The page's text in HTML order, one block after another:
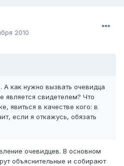
2010
А как нужно вызвать очевидца
является свидетелем? Что
явиться в качестве кого: в
если я откажусь, обязать
очевидцев. В основном
объяснительные и собирают